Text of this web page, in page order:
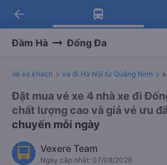
Tải app Vexere ngay!
Nhận ưu đãi thành viên độc
Tải app Vexere
-30k/ghế khi đặt vé máy
arrow_back
Đầm Hà Đống Đa
Vé xe khách xe đi Hà Nội từ Quảng Ninh
Đặt mua vé xe 4 nhà xe đi
chất lượng cao và giá vé ưu
chuyến mỗi ngày
Vexere Team
Ngày cập nhật: 07/08/2026